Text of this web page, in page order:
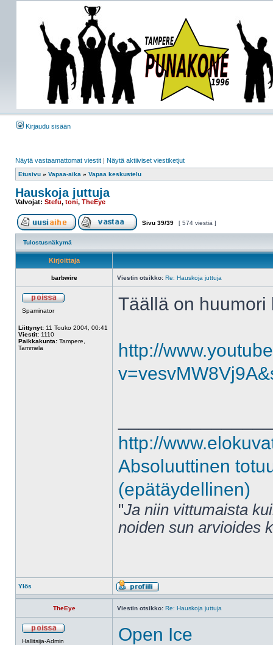
Kirjaudu sisään
Näytä vastaamattomat viestit | Näytä aktiiviset viestiketjut
Etusivu » Vapaa-aika » Vapaa keskustelu
Hauskoja juttuja
Valvojat: Stefu, toni, TheEye
Sivu 39/39 [ 574 viestiä ]
Tulostusnäkymä
Kirjoittaja
barbwire Viestin otsikko: Re: Hauskoja juttuja
Spaminator
Liittynyt: 11 Touko 2004, 00:41
Viestit: 1110
Paikkakunta: Tampere,
Tammela
Täällä on
http://
http://
Absoluuttinen
(epätäydellinen)
"Ja niin vittumaista
noiden sun arvioides
Ylös
TheEye Viestin otsikko: Re: Hauskoja juttuja
Hallitsija-Admin Open Ice